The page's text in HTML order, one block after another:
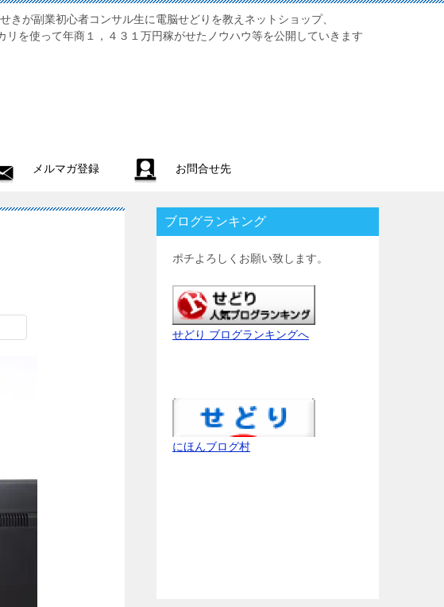
せきが副業初心者コンサル生に電脳せどりを教えネットショップ、
リを使って年商１，４３１万円稼がせたノウハウ等を公開していきます
メルマガ登録 お問合せ先
ブログランキング
ポチよろしくお願い致します。
せどり ブログランキングへ
にほんブログ村